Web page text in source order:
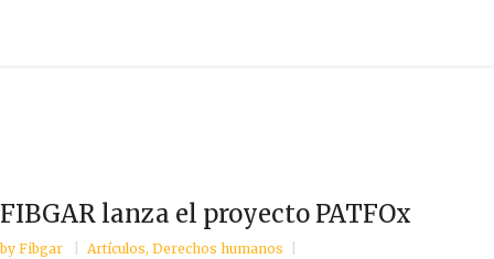
FIBGAR lanza el proyecto PATFOx
by Fibgar Artículos, Derechos humanos